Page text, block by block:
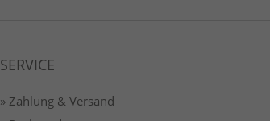
SERVICE
» Zahlung & Versand